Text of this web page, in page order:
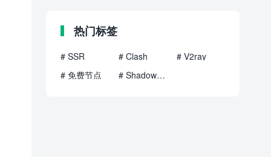
热门标签
# SSR # Clash
# V2ray
# 免费节点
# Shadowrocket